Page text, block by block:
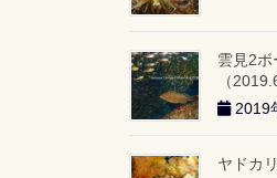
雲見2ボ
（
2019
ヤドカ